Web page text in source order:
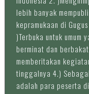
lebih banyak
kepramukaan di
)Terbuka untuk umum
berminat dan
memberitakan
tinggalnya 4.)
adalah para peserta